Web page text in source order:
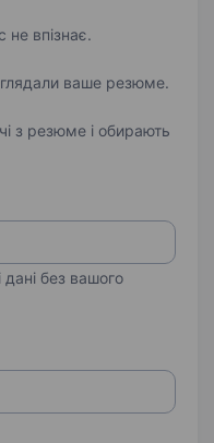
не впізнає.
ваше резюме.
з резюме і обирають
дані без вашого